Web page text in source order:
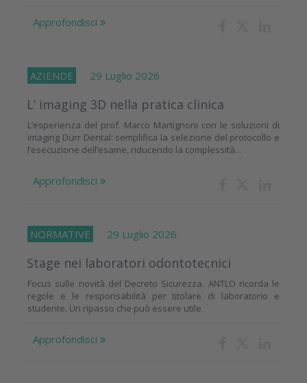
Approfondisci
AZIENDE 29 Luglio 2026
L’ imaging 3D nella pratica clinica
L’esperienza del prof. Marco Martignoni con le soluzioni di
imaging Dürr Dental: semplifica la selezione del protocollo e
l’esecuzione dell’esame, riducendo la complessità...
Approfondisci
NORMATIVE 29 Luglio 2026
Stage nei laboratori odontotecnici
Focus sulle novità del Decreto Sicurezza. ANTLO ricorda le
regole e le responsabilità per titolare di laboratorio e
studente. Un ripasso che può essere utile
Approfondisci